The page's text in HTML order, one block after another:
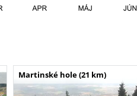
Martinské hole (21 km)